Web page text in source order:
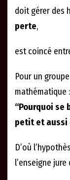
doit gérer des
perte,
est coincé
Pour un
mathématique :
“Pourquoi se
petit et aussi
D’où
l’enseigne